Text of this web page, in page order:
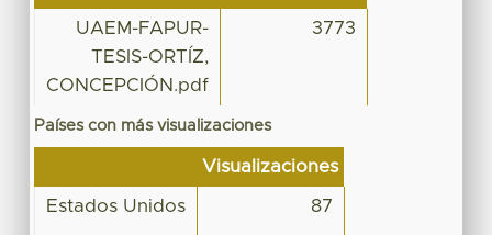
UAEM-FAPUR-
TESIS-ORTÍZ,
CONCEPCIÓN.pdf
3773
Países con más visualizaciones
Visualizaciones
Estados Unidos 87